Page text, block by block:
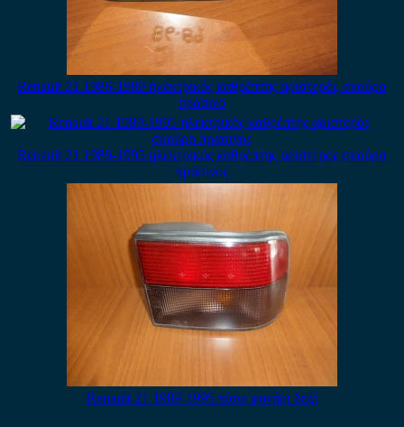
Renault 21 1986-1989 ηλεκτρικός καθρέπτης αριστερός σκούρο
πράσινο
Renault 21 1989-1995 ηλεκτρικός καθρέπτης αριστερός σκούρο
πράσινος
Renault 21 1989-1995 πίσω φανάρι δεξί